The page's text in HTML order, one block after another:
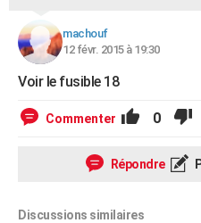
machouf
12 févr. 2015 à 19:30
Voir le fusible 18
Commenter 0
Répondre
Discussions similaires